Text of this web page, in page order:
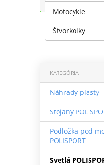
KATEGÓRIA
Náhrady plasty
Stojany
Podložka pod
POLISPORT
Svetlá
Motocykle
Štvorkolky